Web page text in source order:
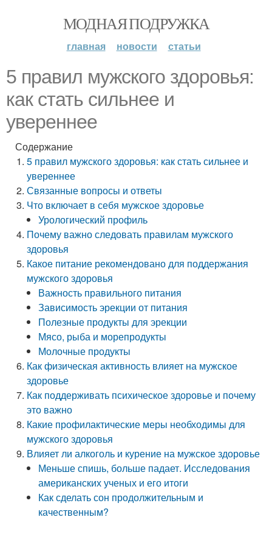
МОДНАЯ ПОДРУЖКА
главная новости статьи
5 правил мужского здоровья:
как стать сильнее и
увереннее
Содержание
5 правил мужского здоровья: как стать сильнее и
увереннее
Связанные вопросы и ответы
Что включает в себя мужское здоровье
Урологический профиль
Почему важно следовать правилам мужского
здоровья
Какое питание рекомендовано для поддержания
мужского здоровья
Важность правильного питания
Зависимость эрекции от питания
Полезные продукты для эрекции
Мясо, рыба и морепродукты
Молочные продукты
Как физическая активность влияет на мужское
здоровье
Как поддерживать психическое здоровье и почему
это важно
Какие профилактические меры необходимы для
мужского здоровья
Влияет ли алкоголь и курение на мужское здоровье
Меньше спишь, больше падает. Исследования
американских ученых и его итоги
Как сделать сон продолжительным и
качественным?